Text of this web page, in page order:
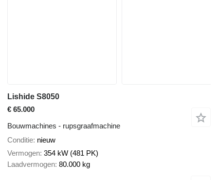
Lishide S8050
€ 65.000
Bouwmachines - rupsgraafmachine
Conditie nieuw
Vermogen 354 kW (481 PK)
Laadvermogen 80.000 kg